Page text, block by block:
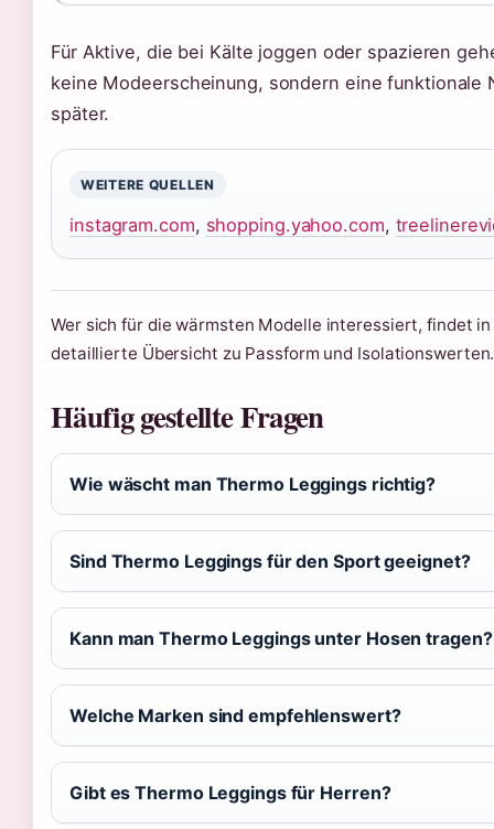
Für Aktive, die bei Kälte joggen oder spazieren
keine Modeerscheinung, sondern eine
später.
WEITERE QUELLEN
instagram.com, shopping.yahoo.com,
Wer sich für die wärmsten Modelle interessiert, findet
detaillierte Übersicht zu Passform und Isolationswerten.
Häufig gestellte Fragen
Wie wäscht man Thermo Leggings richtig?
Sind Thermo Leggings für den Sport geeignet?
Kann man Thermo Leggings unter Hosen tragen?
Welche Marken sind empfehlenswert?
Gibt es Thermo Leggings für Herren?